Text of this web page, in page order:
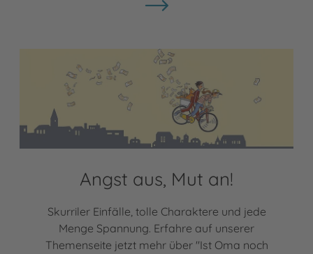
Angst aus, Mut an!
Skurriler Einfälle, tolle Charaktere und jede
Menge Spannung. Erfahre auf unserer
Themenseite jetzt mehr über "Ist Oma noch